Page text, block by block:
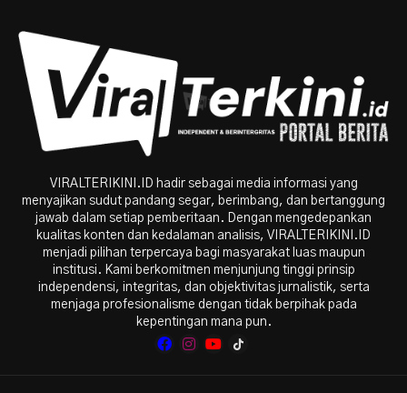
VIRALTERIKINI.ID hadir sebagai media informasi yang
menyajikan sudut pandang segar, berimbang, dan bertanggung
jawab dalam setiap pemberitaan. Dengan mengedepankan
kualitas konten dan kedalaman analisis, VIRALTERIKINI.ID
menjadi pilihan terpercaya bagi masyarakat luas maupun
institusi. Kami berkomitmen menjunjung tinggi prinsip
independensi, integritas, dan objektivitas jurnalistik, serta
menjaga profesionalisme dengan tidak berpihak pada
kepentingan mana pun.